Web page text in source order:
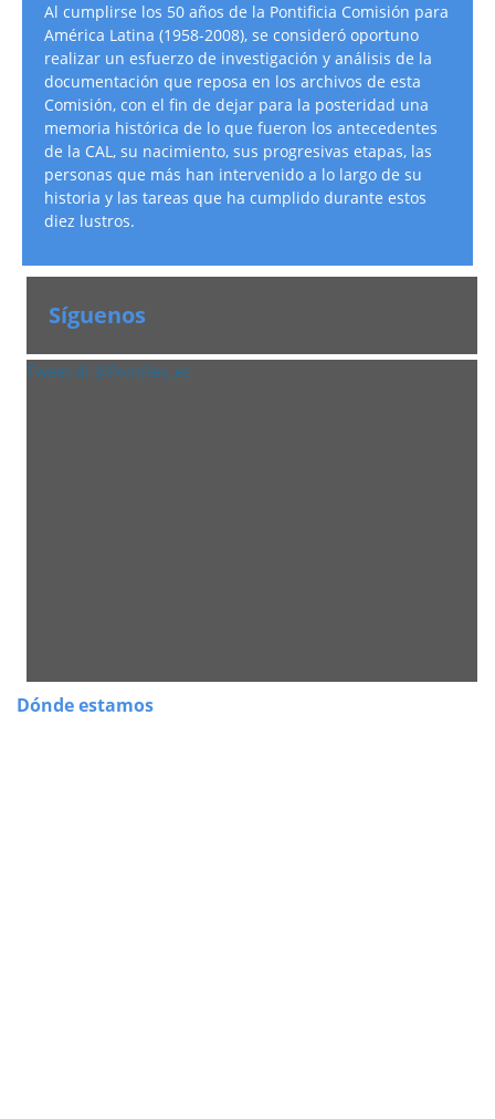
Al cumplirse los 50 años de la Pontificia Comisión para
América Latina (1958-2008), se consideró oportuno
realizar un esfuerzo de investigación y análisis de la
documentación que reposa en los archivos de esta
Comisión, con el fin de dejar para la posteridad una
memoria histórica de lo que fueron los antecedentes
de la CAL, su nacimiento, sus progresivas etapas, las
personas que más han intervenido a lo largo de su
historia y las tareas que ha cumplido durante estos
diez lustros.
Síguenos
Tweet di @Pontifex_es
Dónde estamos